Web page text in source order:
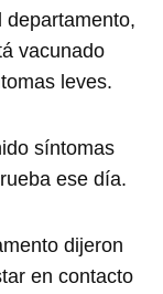
departamento,
vacunado
leves.
síntomas
ese día.
dijeron
en contacto